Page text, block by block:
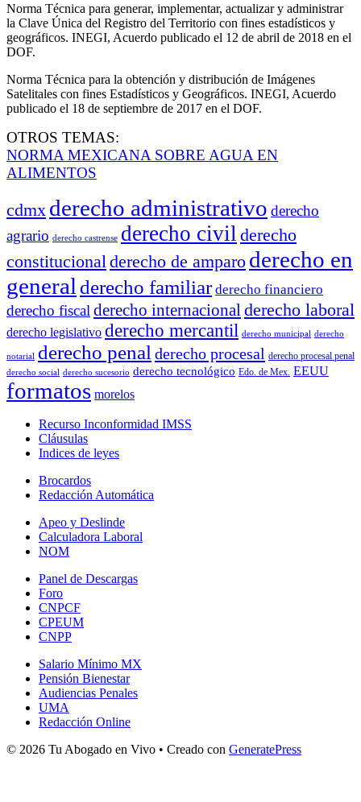
Norma Técnica para generar, implementar, actualizar y administrar
la Clave Única del Registro del Territorio con fines estadísticos y
geográficos. INEGI, Acuerdo publicado el 12 de abril de 2018 en el
DOF.
Norma Técnica para la obtención y distribución de Imágenes
Satelitales con fines Estadísticos y Geográficos. INEGI, Acuerdo
publicado el 18 de septiembre de 2017 en el DOF.
OTROS TEMAS:
NORMA MEXICANA SOBRE AGUA EN
ALIMENTOS
cdmx derecho administrativo derecho
agrario derecho castrense derecho civil derecho
constitucionalderecho de amparo derecho en
general derecho familiar derecho financiero
derecho fiscal derecho internacionalderecho laboral
derecho legislativo derecho mercantil derecho municipal derecho
notarial derecho penal derecho procesal derecho procesal penal
derecho social derecho sucesorio derecho tecnológico Edo. de Mex. EEUU
formatos morelos
Recurso Inconformidad IMSS
Cláusulas
Indices de leyes
Brocardos
Redacción Automática
Apeo y Deslinde
Calculadora Laboral
NOM
Panel de Descargas
Foro
CNPCF
CPEUM
CNPP
Salario Mínimo MX
Pensión Bienestar
Audiencias Penales
UMA
Redacción Online
© 2026 Tu Abogado en Vivo • Creado con GeneratePress